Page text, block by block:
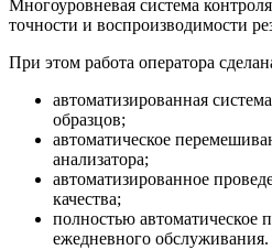
Многоуровневая система
точности и воспроизводимости
При этом работа оператора
автоматизированная
образцов;
автоматическое
анализатора;
автоматизированное
качества;
полностью автоматическое
ежедневного обслуживания.